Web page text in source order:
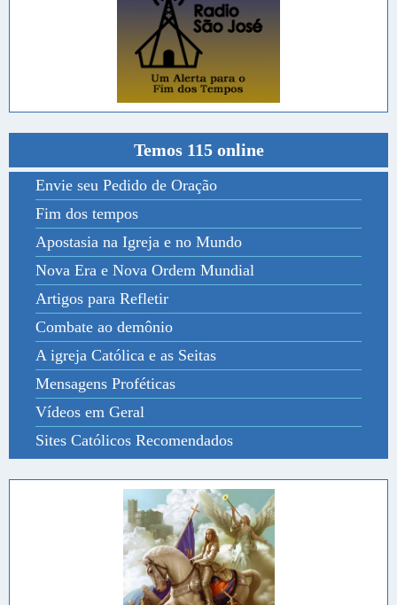
Temos 115 online
Envie seu Pedido de Oração
Fim dos tempos
Apostasia na Igreja e no Mundo
Nova Era e Nova Ordem Mundial
Artigos para Refletir
Combate ao demônio
A igreja Católica e as Seitas
Mensagens Proféticas
Vídeos em Geral
Sites Católicos Recomendados